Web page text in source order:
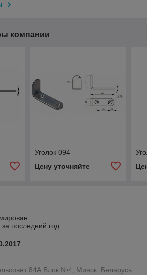
компании
Уголок 094
Цену уточняйте
последний год
84А Блок №4, Минск, Беларусь